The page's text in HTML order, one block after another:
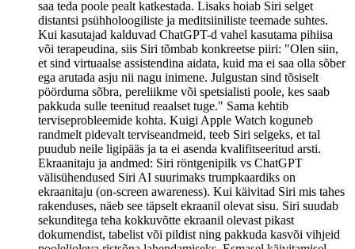
saa teda poole pealt katkestada. Lisaks hoiab Siri selget
distantsi psühholoogiliste ja meditsiiniliste teemade suhtes.
Kui kasutajad kalduvad ChatGPT-d vahel kasutama pihiisa
või terapeudina, siis Siri tõmbab konkreetse piiri: "Olen siin,
et sind virtuaalse assistendina aidata, kuid ma ei saa olla sõber
ega arutada asju nii nagu inimene. Julgustan sind tõsiselt
pöörduma sõbra, pereliikme või spetsialisti poole, kes saab
pakkuda sulle teenitud reaalset tuge." Sama kehtib
terviseprobleemide kohta. Kuigi Apple Watch koguneb
randmelt pidevalt terviseandmeid, teeb Siri selgeks, et tal
puudub neile ligipääs ja ta ei asenda kvalifitseeritud arsti.
Ekraanitaju ja andmed: Siri röntgenipilk vs ChatGPT
välisühendused Siri AI suurimaks trumpkaardiks on
ekraanitaju (on-screen awareness). Kui käivitad Siri mis tahes
rakenduses, näeb see täpselt ekraanil olevat sisu. Siri suudab
sekunditega teha kokkuvõtte ekraanil olevast pikast
dokumendist, tabelist või pildist ning pakkuda kasvõi vihjeid